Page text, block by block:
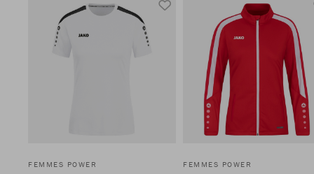
FEMMES POWER FEMMES POWER